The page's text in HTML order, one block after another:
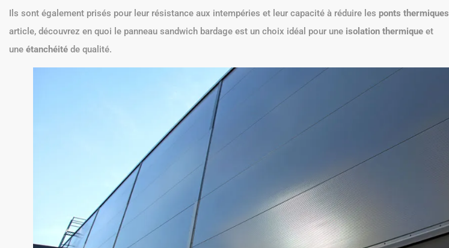
Ils sont également prisés pour leur résistance aux intempéries et leur capacité à réduire les ponts thermiques
article, découvrez en quoi le panneau sandwich bardage est un choix idéal pour une isolation thermique et
une étanchéité de qualité.